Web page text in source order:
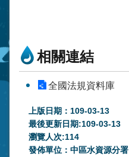
相關連結
全國法規資料庫
上版日期：109-03-13
最後更新日期:109-03-13
瀏覽人次:114
發佈單位：中區水資源分署